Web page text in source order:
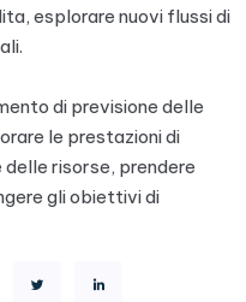
esplorare nuovi flussi di
di previsione delle
le prestazioni di
risorse, prendere
gli obiettivi di